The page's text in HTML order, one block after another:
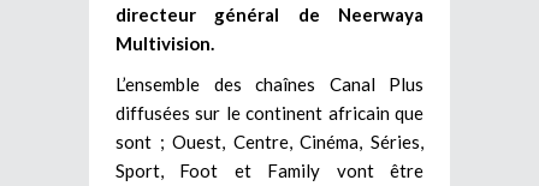
directeur général de Neerwaya
Multivision.
L’ensemble des chaînes Canal Plus
diffusées sur le continent africain que
sont ; Ouest, Centre, Cinéma, Séries,
Sport, Foot et Family vont être